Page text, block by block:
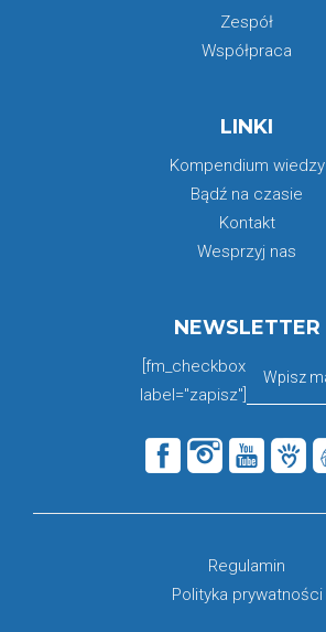
Zespół
Współpraca
LINKI
Kompendium wiedzy
Bądź na czasie
Kontakt
Wesprzyj nas
NEWSLETTER
[fm_checkbox
label="zapisz"]
Regulamin
Polityka prywatności